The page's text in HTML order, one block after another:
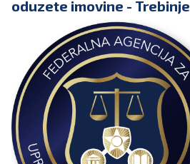
oduzete imovine - Trebinje